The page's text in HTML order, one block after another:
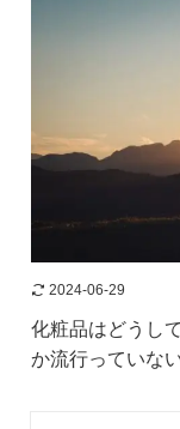
2024-06-29
化粧品はどうし
か流行っていな